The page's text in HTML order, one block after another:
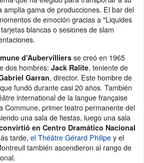
amplia gama de producciones. El bar del
de emoción gracias a "Liquides
blancas o sesiones de slam
d'Aubervilliers se creó en 1965
dos hombres: Jack Ralite, teniente de
Garran, director. Este hombre de
fundó durante casi 20 años. También
international de la langue française
Commune, primer teatro permanente del
una sala de fiestas, luego una sala
en Centro Dramático Nacional
tarde, el Théâtre Gérard Philipey el
también ascendieron al rango de